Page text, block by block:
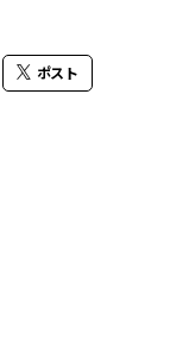
ポスト